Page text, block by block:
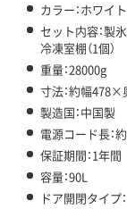
カラー：ホワイト
セット内容：製氷
冷凍室棚（1個）
重量：28000g
寸法：約幅
製造国：中国製
電源コード長：
保証期間：1年間
容量：90L
ドア開閉タイプ